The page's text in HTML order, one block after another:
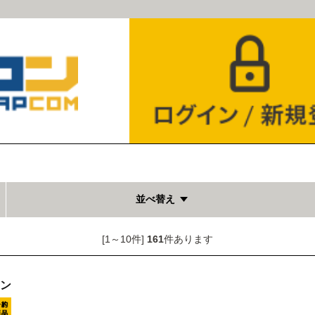
並べ替え
[1～10件] 161件あります